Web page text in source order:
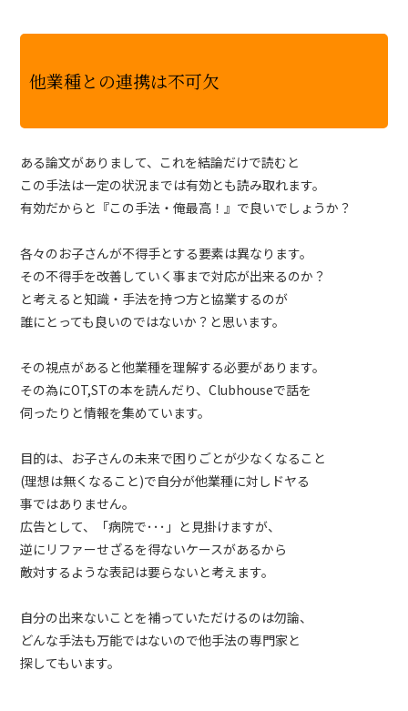
他業種との連携は不可欠
ある論文がありまして、これを結論だけで読むと
この手法は一定の状況までは有効とも読み取れます。
有効だからと『この手法・俺最高！』で良いでしょうか？
各々のお子さんが不得手とする要素は異なります。
その不得手を改善していく事まで対応が出来るのか？
と考えると知識・手法を持つ方と協業するのが
誰にとっても良いのではないか？と思います。
その視点があると他業種を理解する必要があります。
その為にOT,STの本を読んだり、Clubhouseで話を
伺ったりと情報を集めています。
目的は、お子さんの未来で困りごとが少なくなること
(理想は無くなること)で自分が他業種に対しドヤる
事ではありません。
広告として、「病院で･･･」と見掛けますが、
逆にリファーせざるを得ないケースがあるから
敵対するような表記は要らないと考えます。
自分の出来ないことを補っていただけるのは勿論、
どんな手法も万能ではないので他手法の専門家と
探してもいます。